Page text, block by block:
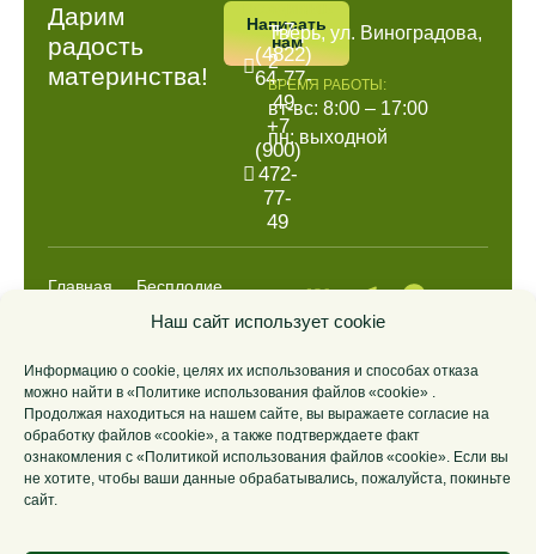
Наш сайт использует cookie
Информацию о cookie, целях их использования и способах отказа
можно найти в «Политике использования файлов «cookie» .
Продолжая находиться на нашем сайте, вы выражаете согласие на
обработку файлов «cookie», а также подтверждаете факт
ознакомления с «Политикой использования файлов «cookie». Если вы
не хотите, чтобы ваши данные обрабатывались, пожалуйста, покиньте
сайт.
Дарим
радость
материнства!
Написать
нам
+7
(4822)
64-77-
49
+7
(900)
472-
77-
49
Тверь, ул. Виноградова,
2
ВРЕМЯ РАБОТЫ:
вт-вс: 8:00 – 17:00
пн: выходной
Главная
Бесплодие
Анализы
Цены
О центре
© 2014-2026
Иммунологический
центр
Лицензия
Л041-01186-
Политика
обработки
Политика
конфиденциальности